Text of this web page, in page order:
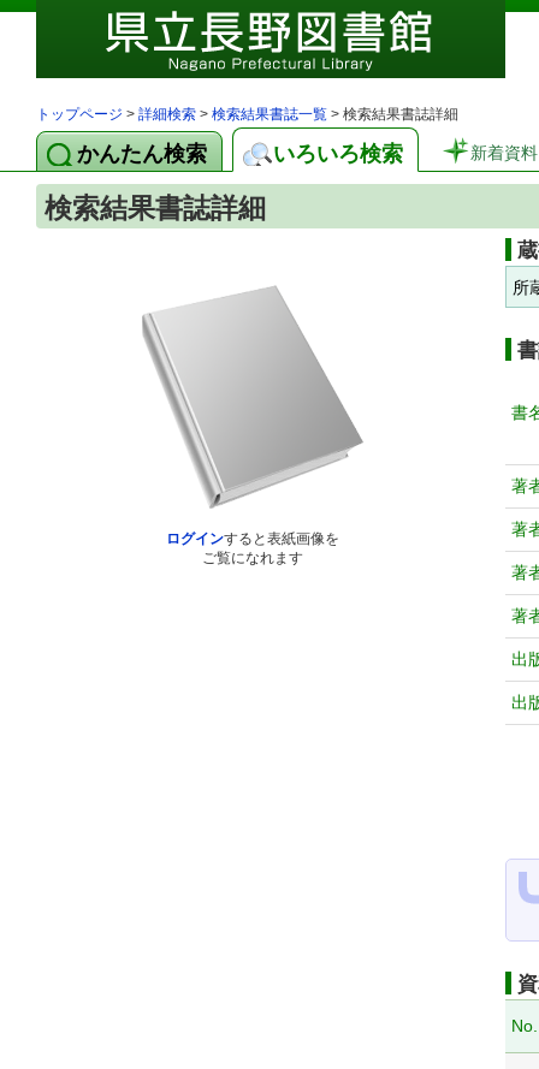
トップページ > 詳細検索 > 検索結果書誌一覧 > 検索結果書誌詳細
かんたん検索 いろいろ検索 新着資料
検索結果書誌詳細
ログインすると表紙画像を
ご覧になれます
所
書
著
著
著
著
出
出
No.